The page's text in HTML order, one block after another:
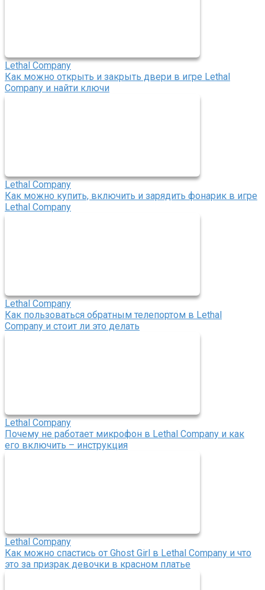
Lethal Company
Как можно открыть и закрыть двери в игре Lethal
Company и найти ключи
Lethal Company
Как можно купить, включить и зарядить фонарик в игре
Lethal Company
Lethal Company
Как пользоваться обратным телепортом в Lethal
Company и стоит ли это делать
Lethal Company
Почему не работает микрофон в Lethal Company и как
его включить – инструкция
Lethal Company
Как можно спастись от Ghost Girl в Lethal Company и что
это за призрак девочки в красном платье